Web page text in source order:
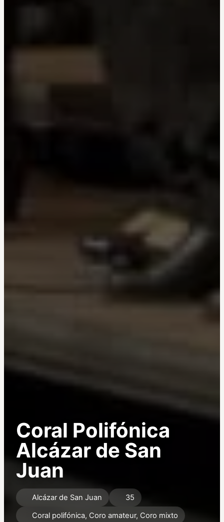
Coral Polifónica
Alcázar de San
Juan
Alcázar de San Juan
35
Coral polifónica, Coro amateur, Coro mixto